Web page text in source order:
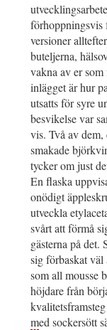
förhoppningsvis
versioner
buteljerna,
vakna av er
inlägget är hur
utsatts för syre
besvikelse var
vis. Två av dem,
smakade
tycker om just
En flaska
onödigt
utveckla
svårt att förmå
gästerna på det.
sig förbaskat
som all mousse
höjdare från
med sockersött